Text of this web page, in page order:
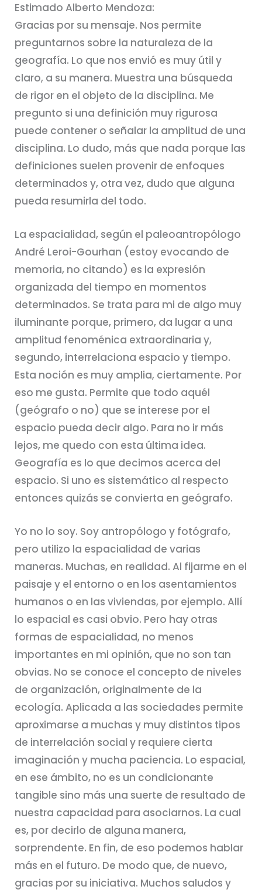
Estimado Alberto Mendoza:
Gracias por su mensaje. Nos permite
preguntarnos sobre la naturaleza de la
geografía. Lo que nos envió es muy útil y
claro, a su manera. Muestra una búsqueda
de rigor en el objeto de la disciplina. Me
pregunto si una definición muy rigurosa
puede contener o señalar la amplitud de una
disciplina. Lo dudo, más que nada porque las
definiciones suelen provenir de enfoques
determinados y, otra vez, dudo que alguna
pueda resumirla del todo.
La espacialidad, según el paleoantropólogo
André Leroi-Gourhan (estoy evocando de
memoria, no citando) es la expresión
organizada del tiempo en momentos
determinados. Se trata para mi de algo muy
iluminante porque, primero, da lugar a una
amplitud fenoménica extraordinaria y,
segundo, interrelaciona espacio y tiempo.
Esta noción es muy amplia, ciertamente. Por
eso me gusta. Permite que todo aquél
(geógrafo o no) que se interese por el
espacio pueda decir algo. Para no ir más
lejos, me quedo con esta última idea.
Geografía es lo que decimos acerca del
espacio. Si uno es sistemático al respecto
entonces quizás se convierta en geógrafo.
Yo no lo soy. Soy antropólogo y fotógrafo,
pero utilizo la espacialidad de varias
maneras. Muchas, en realidad. Al fijarme en el
paisaje y el entorno o en los asentamientos
humanos o en las viviendas, por ejemplo. Allí
lo espacial es casi obvio. Pero hay otras
formas de espacialidad, no menos
importantes en mi opinión, que no son tan
obvias. No se conoce el concepto de niveles
de organización, originalmente de la
ecología. Aplicada a las sociedades permite
aproximarse a muchas y muy distintos tipos
de interrelación social y requiere cierta
imaginación y mucha paciencia. Lo espacial,
en ese ámbito, no es un condicionante
tangible sino más una suerte de resultado de
nuestra capacidad para asociarnos. La cual
es, por decirlo de alguna manera,
sorprendente. En fin, de eso podemos hablar
más en el futuro. De modo que, de nuevo,
gracias por su iniciativa. Muchos saludos y